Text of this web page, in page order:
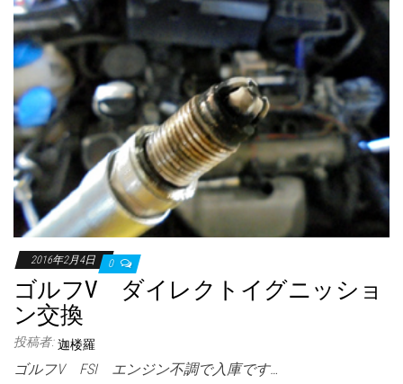
2016年2月4日 0
ゴルフV ダイレクトイグニッショ
ン交換
投稿者: 迦楼羅
ゴルフV FSI エンジン不調で入庫です…